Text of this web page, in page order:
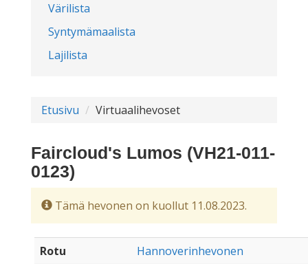
Värilista
Syntymämaalista
Lajilista
Etusivu Virtuaalihevoset
Faircloud's Lumos (VH21-011-
0123)
Tämä hevonen on kuollut 11.08.2023.
Rotu
Hannoverinhevonen